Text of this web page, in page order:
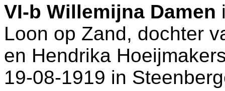
VI-b Willemijna Damen
Loon op Zand, dochter
en Hendrika
19-08-1919 in